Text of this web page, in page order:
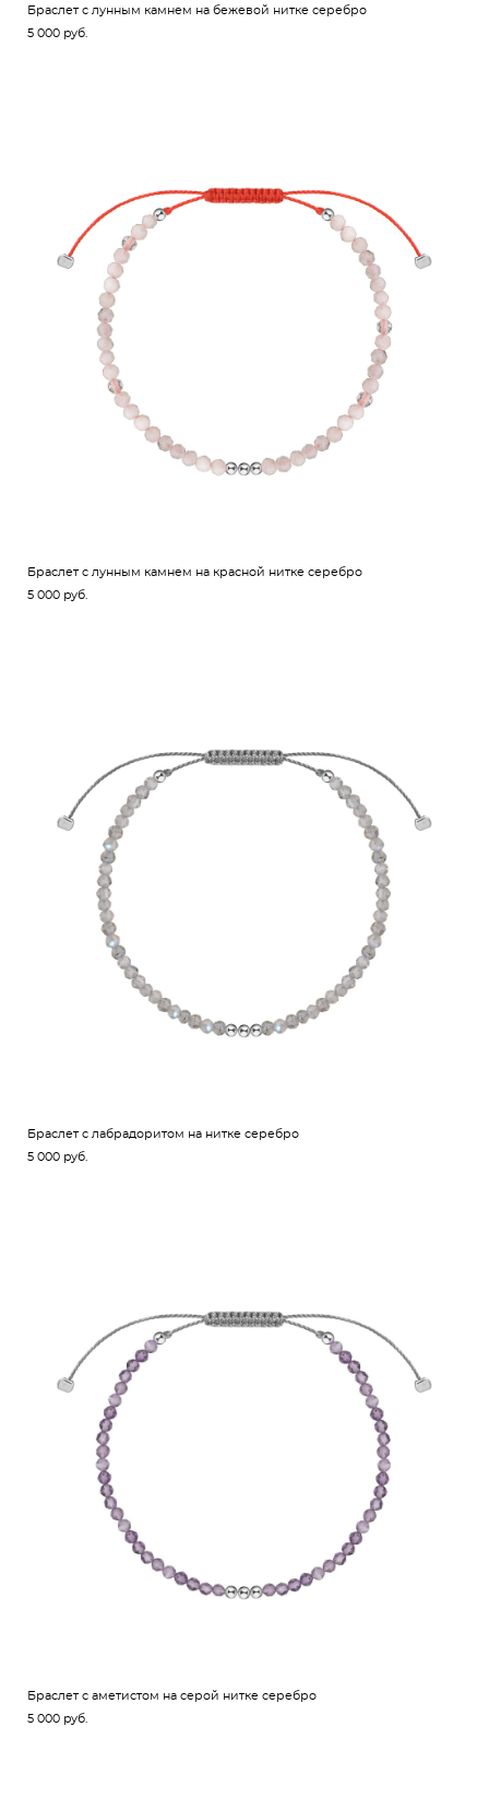
Браслет с лунным камнем на бежевой нитке серебро
5 000 pуб.
Браслет с лунным камнем на красной нитке серебро
5 000 pуб.
Браслет с лабрадоритом на нитке серебро
5 000 pуб.
Браслет с аметистом на серой нитке серебро
5 000 pуб.